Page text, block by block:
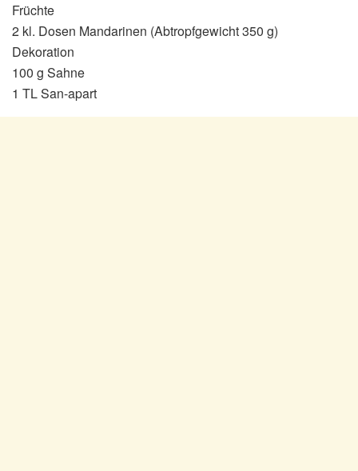
Früchte
2 kl. Dosen Mandarinen (Abtropfgewicht 350 g)
Dekoration
100 g Sahne
1 TL San-apart